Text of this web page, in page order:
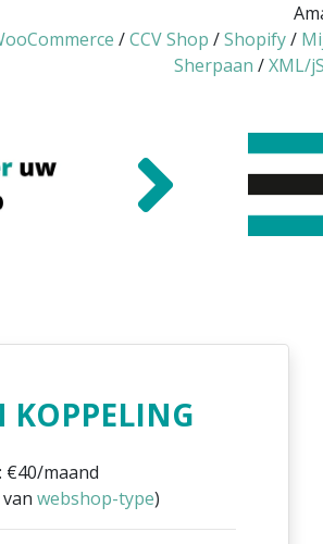
/CCV Shop /Shopify/
Sherpaan /XML/
€40/maand
webshop-type)